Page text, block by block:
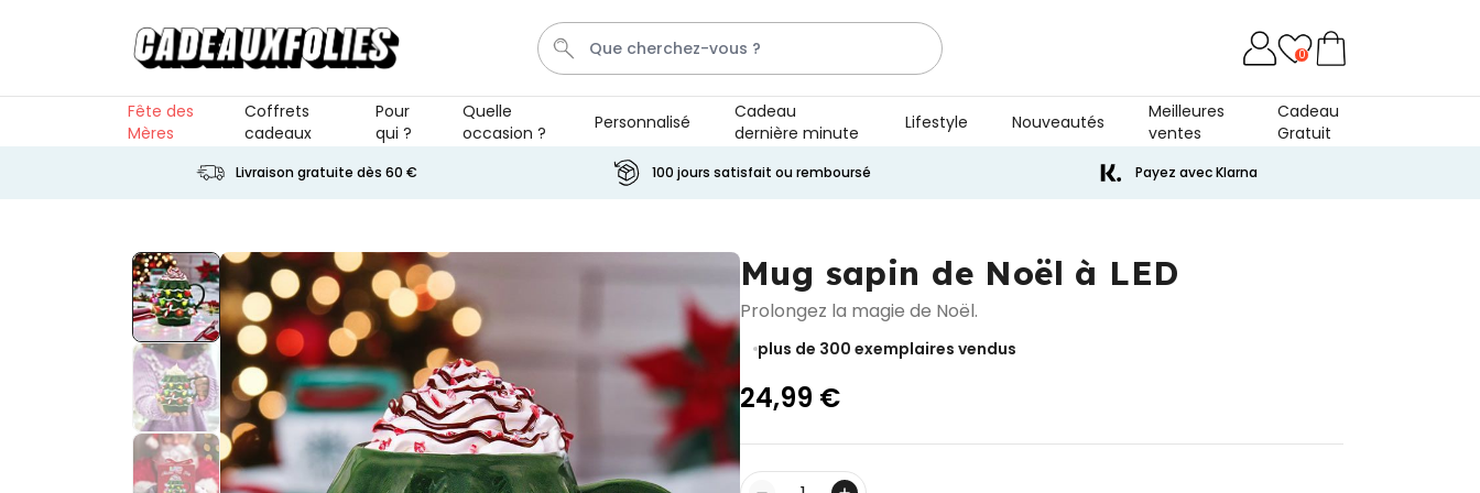
Photo Sur Plexiglas
Verre à gin personnalisé avec
plus de 9.900
exemplaires
vendus
19,99 €
Personnalisable
Chaussettes personnalisées
visage
vendus
19,99 €
0
Fête des
Mères
Coffrets
cadeaux
Pour
qui ?
Quelle
occasion ?
Personnalisé
Cadeau
dernière minute
Lifestyle Nouveautés
Meilleures
ventes
Cadeau
Gratuit
Livraison gratuite dès 60 € 100 jours satisfait ou remboursé Payez avec Klarna
Mug sapin de Noël à LED
Prolongez la magie de Noël.
plus de 300 exemplaires vendus
24,99 €